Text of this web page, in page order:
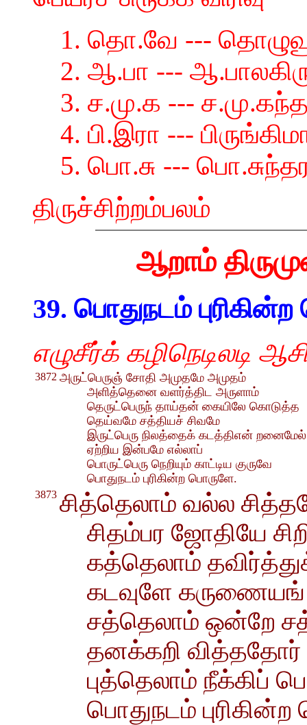
1. தொ.வே ---
2. ஆ.பா ---
3. ச.மு.க ---
4. பி.இரா ---
5. பொ.சு ---
திருச்சிற்றம்பலம்
ஆறாம்
39. பொதுநடம்
எழுசீர்க் கழிநெடிலடி
3872 அருட்பெருஞ் சோதி அமுதமே அமுதம்
அளித்தெனை வளர்த்திட அருளாம்
தெருட்பெருந் தாய்தன் கையிலே கொடுத்த
தெய்வமே சத்தியச் சிவமே
இருட்பெரு நிலத்தைக் கடத்திஎன் றனைமேல்
ஏற்றிய இன்பமே எல்லாப்
பொருட்பெரு நெறியும் காட்டிய குருவே
பொதுநடம் புரிகின்ற பொருளே.
3873 சித்தெலாம் வல்ல
சிதம்பர ஜோதியே
கத்தெலாம்
கடவுளே
சத்தெலாம் ஒன்றே
தனக்கறி
புத்தெலாம் நீக்கிப்
பொதுநடம்